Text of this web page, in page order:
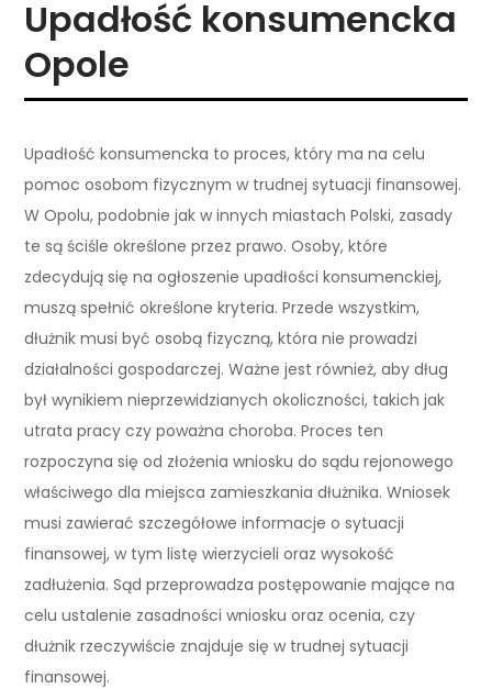
Upadłość konsumencka
Opole
Upadłość konsumencka to proces, który ma na celu
pomoc osobom fizycznym w trudnej sytuacji finansowej.
W Opolu, podobnie jak w innych miastach Polski, zasady
te są ściśle określone przez prawo. Osoby, które
zdecydują się na ogłoszenie upadłości konsumenckiej,
muszą spełnić określone kryteria. Przede wszystkim,
dłużnik musi być osobą fizyczną, która nie prowadzi
działalności gospodarczej. Ważne jest również, aby dług
był wynikiem nieprzewidzianych okoliczności, takich jak
utrata pracy czy poważna choroba. Proces ten
rozpoczyna się od złożenia wniosku do sądu rejonowego
właściwego dla miejsca zamieszkania dłużnika. Wniosek
musi zawierać szczegółowe informacje o sytuacji
finansowej, w tym listę wierzycieli oraz wysokość
zadłużenia. Sąd przeprowadza postępowanie mające na
celu ustalenie zasadności wniosku oraz ocenia, czy
dłużnik rzeczywiście znajduje się w trudnej sytuacji
finansowej.